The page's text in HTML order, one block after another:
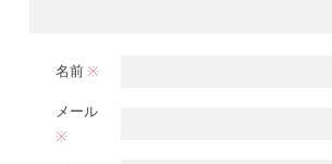
名前 ※
メール
※